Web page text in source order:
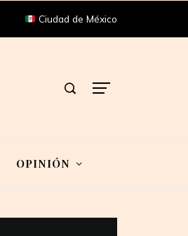
Ciudad de México
OPINIÓN